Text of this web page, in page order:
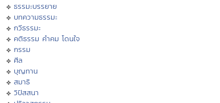
ธรรมะบรรยาย
บทความธรรมะ
กวีธรรมะ
คติธรรม คำคม โดนใจ
กรรม
ศีล
บุญทาน
สมาธิ
วิปัสสนา